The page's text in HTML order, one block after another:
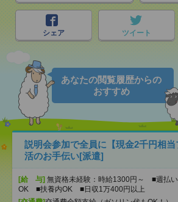
シェア ツイート
あなたの閲覧履歴からの
おすすめ
説明会参加で全員に【現金2千円相
活のお手伝い[派遣]
[給 与] 無資格未経験：時給1300円～ ■週払い
OK ■扶養内OK ■日収1万400円以上